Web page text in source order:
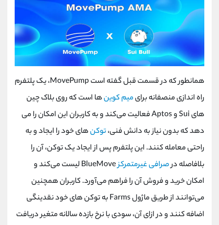
همانطور که در قسمت قبل گفته است MovePump، یک پلتفرم
راه‌ اندازی منصفانه برایمیم‌ کوین‌ها است که روی بلاک چین‌
های Sui و Aptos فعالیت می‌کند و به کاربران این امکان را می
‌دهد که بدون نیاز به دانش فنی،توکن‌های خود را ایجاد و به
‌راحتی معامله کنند. این پلتفرم پس از ایجاد یک توکن، آن را
بلافاصله درصرافی غیرمتمرکز
BlueMove لیست می‌کند و
امکان خرید و فروش آن را فراهم می‌آورد. کاربران همچنین
می‌توانند از طریق ماژول Farms به توکن‌ های خود نقدینگی
اضافه کنند و در ازای آن، سودی با نرخ بازده سالانه متغیر دریافت